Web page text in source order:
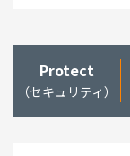
Protect
（セキュリティ）